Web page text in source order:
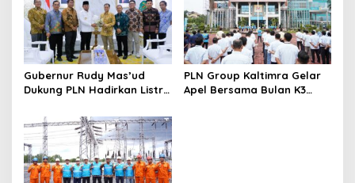
Gubernur Rudy Mas’ud
Dukung PLN Hadirkan Listrik
Berkelanjutan di Kaltim
PLN Group Kaltimra Gelar
Apel Bersama Bulan K3